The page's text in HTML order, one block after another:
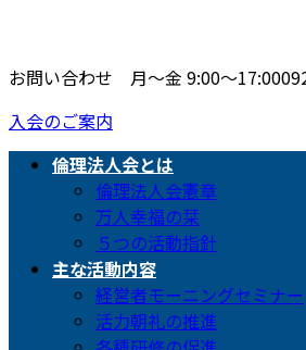
お問い合わせ 月〜金 9:00〜17:00
入会のご案内
倫理法人会とは
倫理法人会憲章
万人幸福の栞
５つの活動指針
主な活動内容
経営者モーニングセミナー
活力朝礼の推進